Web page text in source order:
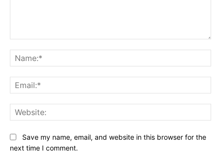
Save my name, email, and website in this browser for the
next time I comment.